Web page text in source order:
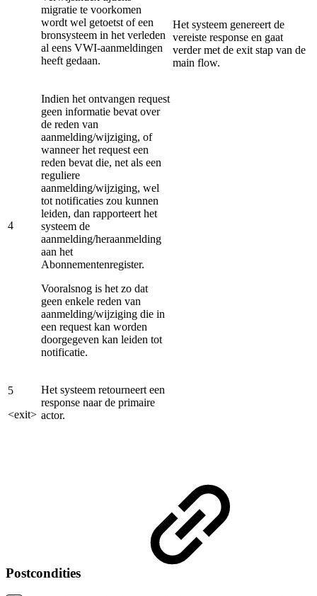
migratie te voorkomen
wordt wel getoetst of een
bronsysteem in het verleden
al eens VWI-aanmeldingen
heeft gedaan.
Het systeem genereert de
vereiste response en gaat
verder met de exit stap van de
main flow.
4
Indien het ontvangen request
geen informatie bevat over
de reden van
aanmelding/wijziging, of
wanneer het request een
reden bevat die, net als een
reguliere
aanmelding/wijziging, wel
tot notificaties zou kunnen
leiden, dan rapporteert het
systeem de
aanmelding/heraanmelding
aan het
Abonnementenregister.
Vooralsnog is het zo dat
geen enkele reden van
aanmelding/wijziging die in
een request kan worden
doorgegeven kan leiden tot
notificatie.
5
<exit>
Het systeem retourneert een
response naar de primaire
actor.
Postcondities